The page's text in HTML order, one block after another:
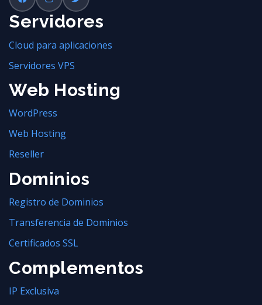
Servidores
Cloud para aplicaciones
Servidores VPS
Web Hosting
WordPress
Web Hosting
Reseller
Dominios
Registro de Dominios
Transferencia de Dominios
Certificados SSL
Complementos
IP Exclusiva